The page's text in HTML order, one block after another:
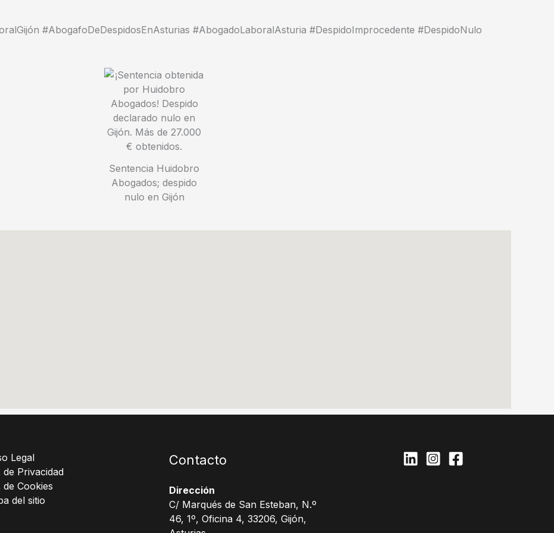
#AbogafoDeDespidosEnAsturias #AbogadoLaboralAsturia #DespidoImprocedente #DespidoNulo
Sentencia Huidobro
Abogados; despido
nulo en Gijón
Legal
de Privacidad
de Cookies
del sitio
Contacto
Dirección
C/ Marqués de San Esteban, N.º
46, 1º, Oficina 4, 33206, Gijón,